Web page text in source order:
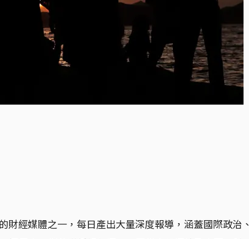
財經媒體之一，每日產出大量深度報導，涵蓋國際政治、